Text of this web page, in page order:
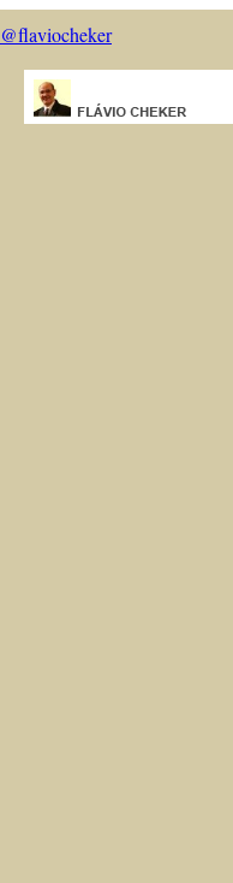
@flaviocheker